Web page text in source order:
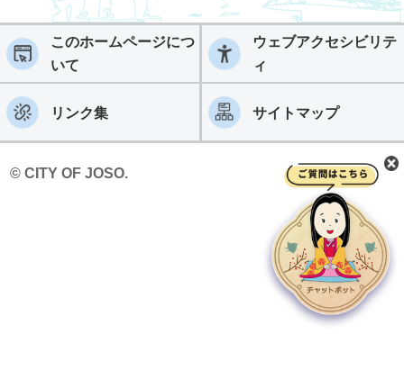
このホームページにつ
いて
ウェブアクセシビリテ
ィ
リンク集 サイトマップ
© CITY OF JOSO.